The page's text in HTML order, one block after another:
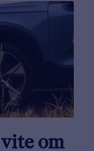
om